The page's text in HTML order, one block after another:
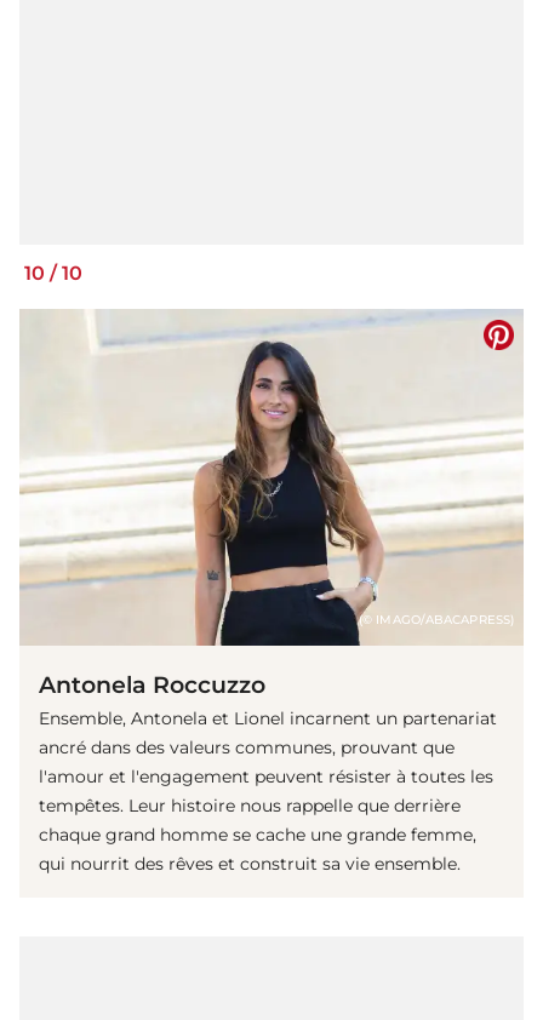
10 /10
(© IMAGO/ABACAPRESS)
Antonela Roccuzzo
Ensemble, Antonela et Lionel incarnent un partenariat
ancré dans des valeurs communes, prouvant que
l'amour et l'engagement peuvent résister à toutes les
tempêtes. Leur histoire nous rappelle que derrière
chaque grand homme se cache une grande femme,
qui nourrit des rêves et construit sa vie ensemble.